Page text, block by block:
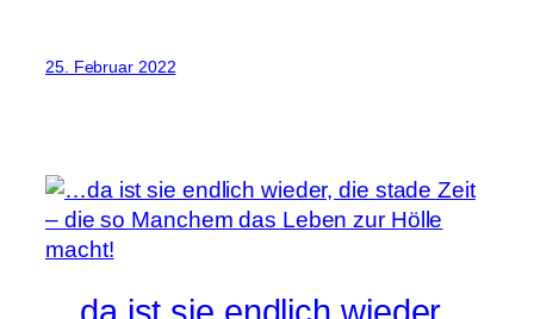
25. Februar 2022